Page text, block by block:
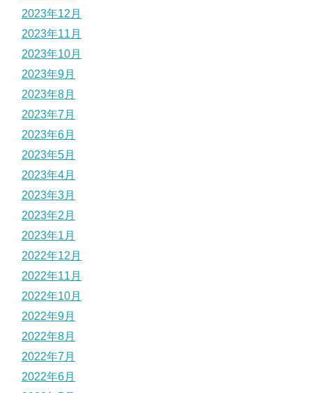
2023年12月
2023年11月
2023年10月
2023年9月
2023年8月
2023年7月
2023年6月
2023年5月
2023年4月
2023年3月
2023年2月
2023年1月
2022年12月
2022年11月
2022年10月
2022年9月
2022年8月
2022年7月
2022年6月